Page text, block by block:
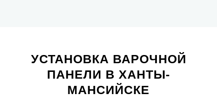
УСТАНОВКА ВАРОЧНОЙ
ПАНЕЛИ В ХАНТЫ-
МАНСИЙСКЕ